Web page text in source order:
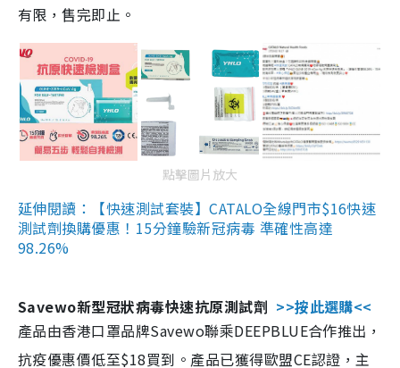
有限，售完即止。
點擊圖片放大
延伸閱讀：【快速測試套裝】CATALO全線門市$16快速
測試劑換購優惠！15分鐘驗新冠病毒 準確性高達
98.26%
Savewo新型冠狀病毒快速抗原測試劑 >>按此選購<<
產品由香港口罩品牌Savewo聯乘DEEPBLUE合作推出，
抗疫優惠價低至$18買到。產品已獲得歐盟CE認證，主